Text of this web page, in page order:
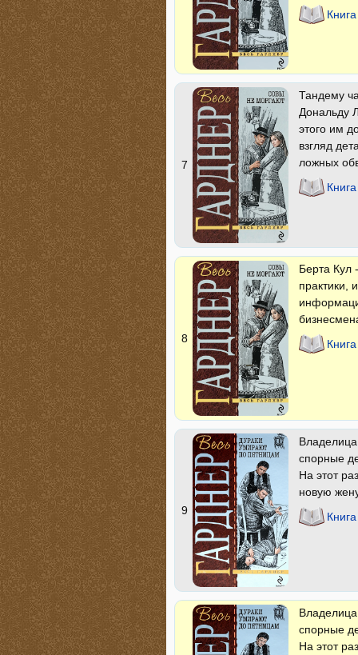
7
Тандему
Дональду
этого им
взгляд
ложных
8
Берта Кул
практики,
9
спорные
На этот
новую
спорные
На этот